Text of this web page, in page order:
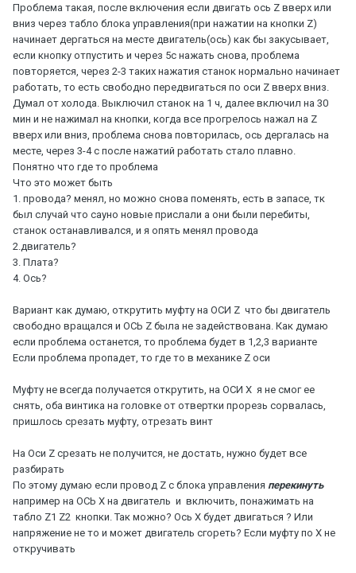
Проблема такая, после включения если двигать ось Z вверх или
вниз через табло блока управления(при нажатии на кнопки Z)
начинает дергаться на месте двигатель(ось) как бы закусывает,
если кнопку отпустить и через 5с нажать снова, проблема
повторяется, через 2-3 таких нажатия станок нормально начинает
работать, то есть свободно передвигаться по оси Z вверх вниз.
Думал от холода. Выключил станок на 1 ч, далее включил на 30
мин и не нажимал на кнопки, когда все прогрелось нажал на Z
вверх или вниз, проблема снова повторилась, ось дергалась на
месте, через 3-4 с после нажатий работать стало плавно.
Понятно что где то проблема
Что это может быть
1. провода? менял, но можно снова поменять, есть в запасе, тк
был случай что сауно новые прислали а они были перебиты,
станок останавливался, и я опять менял провода
2.двигатель?
3. Плата?
4. Ось?
Вариант как думаю, открутить муфту на ОСИ Z что бы двигатель
свободно вращался и ОСЬ Z была не задействована. Как думаю
если проблема останется, то проблема будет в 1,2,3 варианте
Если проблема пропадет, то где то в механике Z оси
Муфту не всегда получается открутить, на ОСИ X я не смог ее
снять, оба винтика на головке от отвертки прорезь сорвалась,
пришлось срезать муфту, отрезать винт
На Оси Z срезать не получится, не достать, нужно будет все
разбирать
По этому думаю если провод Z с блока управления перекинуть
например на ОСЬ Х на двигатель и включить, понажимать на
табло Z1 Z2 кнопки. Так можно? Ось Х будет двигаться ? Или
напряжение не то и может двигатель сгореть? Если муфту по Х не
откручивать